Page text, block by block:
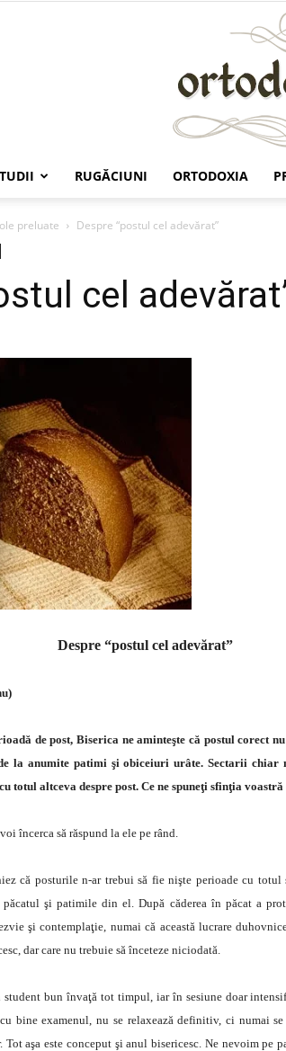
RUGĂCIUNI ORTODOXIA
preluate Despre “postul cel adevărat”
cel
Despre “postul cel adevărat”
de post, Biserica ne aminteşte că postul corect
la anumite patimi şi obiceiuri urâte. Sectarii chiar
totul altceva despre post. Ce ne spuneţi sfinţia voastră
încerca să răspund la ele pe rând.
că posturile n-ar trebui să fie nişte perioade cu
şi patimile din el. După căderea în păcat a
şi contemplaţie, numai că această lucrare
dar care nu trebuie să înceteze niciodată.
student bun învaţă tot timpul, iar în sesiune doar
bine examenul, nu se relaxează definitiv, ci numai
Tot aşa este conceput şi anul bisericesc. Ne nevoim